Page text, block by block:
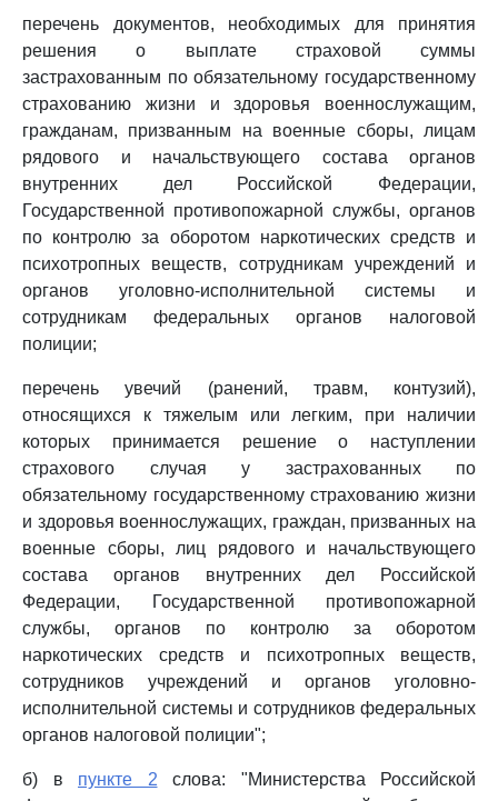
перечень документов, необходимых для принятия
решения о выплате страховой суммы
застрахованным по обязательному государственному
страхованию жизни и здоровья военнослужащим,
гражданам, призванным на военные сборы, лицам
рядового и начальствующего состава органов
внутренних дел Российской Федерации,
Государственной противопожарной службы, органов
по контролю за оборотом наркотических средств и
психотропных веществ, сотрудникам учреждений и
органов уголовно-исполнительной системы и
сотрудникам федеральных органов налоговой
полиции;
перечень увечий (ранений, травм, контузий),
относящихся к тяжелым или легким, при наличии
которых принимается решение о наступлении
страхового случая у застрахованных по
обязательному государственному страхованию жизни
и здоровья военнослужащих, граждан, призванных на
военные сборы, лиц рядового и начальствующего
состава органов внутренних дел Российской
Федерации, Государственной противопожарной
службы, органов по контролю за оборотом
наркотических средств и психотропных веществ,
сотрудников учреждений и органов уголовно-
исполнительной системы и сотрудников федеральных
органов налоговой полиции";
б) в пункте 2 слова: "Министерства Российской